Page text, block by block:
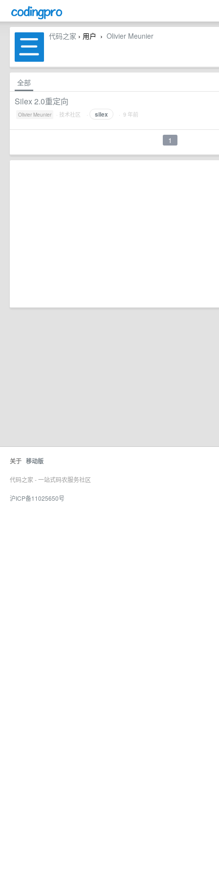
代码之家 › 用户 › Olivier Meunier
全部
Silex 2.0重定向
Olivier Meunier · 技术社区 · silex · 9 年前
1
关于 移动版
代码之家 - 一站式码农服务社区
沪ICP备11025650号